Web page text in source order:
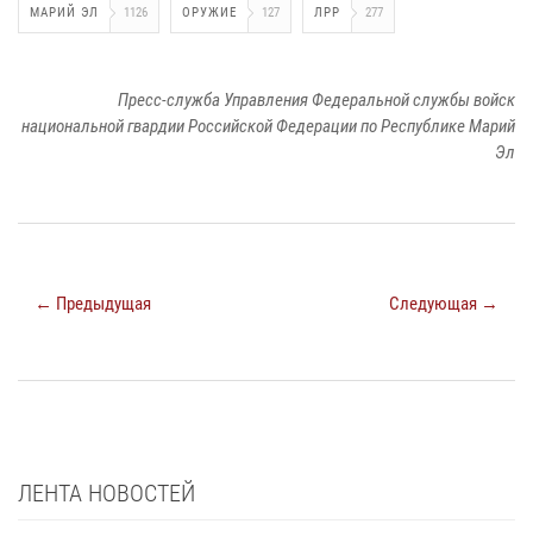
МАРИЙ ЭЛ 1126 ОРУЖИЕ 127 ЛРР 277
Пресс-служба Управления Федеральной службы войск
национальной гвардии Российской Федерации по Республике Марий
Эл
← Предыдущая Следующая →
ЛЕНТА НОВОСТЕЙ